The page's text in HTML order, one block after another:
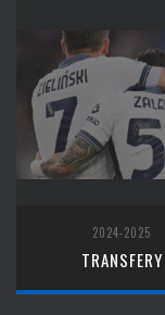
2024-2025
TRANSFERY